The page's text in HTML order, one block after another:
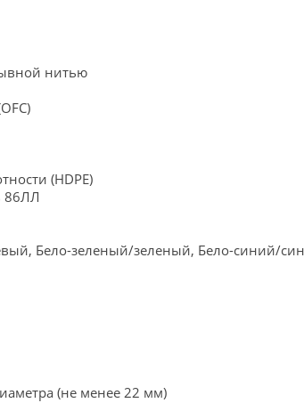
нитью
(HDPE)
86ЛЛ
Бело-зеленый/зеленый, Бело-синий/
(не менее 22 мм)